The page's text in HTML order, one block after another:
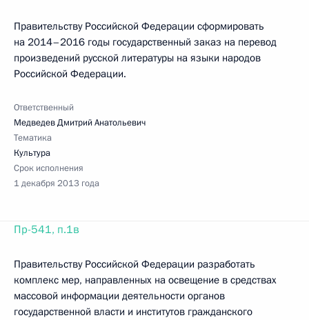
Правительству Российской Федерации сформировать
на 2014–2016 годы государственный заказ на перевод
произведений русской литературы на языки народов
Российской Федерации.
Ответственный
Медведев Дмитрий Анатольевич
Тематика
Культура
Срок исполнения
1 декабря 2013 года
Пр-541, п.1в
Правительству Российской Федерации разработать
комплекс мер, направленных на освещение в средствах
массовой информации деятельности органов
государственной власти и институтов гражданского